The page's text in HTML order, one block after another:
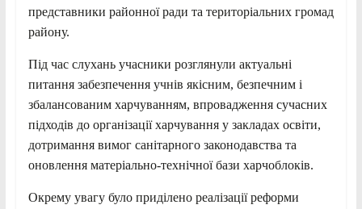
представники районної ради та територіальних громад
району.
Під час слухань учасники розглянули актуальні
питання забезпечення учнів якісним, безпечним і
збалансованим харчуванням, впровадження сучасних
підходів до організації харчування у закладах освіти,
дотримання вимог санітарного законодавства та
оновлення матеріально-технічної бази харчоблоків.
Окрему увагу було приділено реалізації реформи